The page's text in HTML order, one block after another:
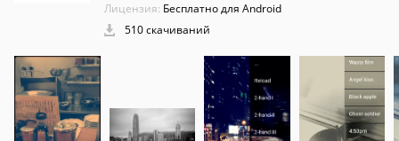
Лицензия: Бесплатно для Android
510 скачиваний